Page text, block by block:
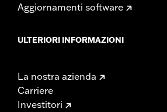
Aggiornamenti software
ULTERIORI INFORMAZIONI
La nostra azienda
Carriere
Investitori